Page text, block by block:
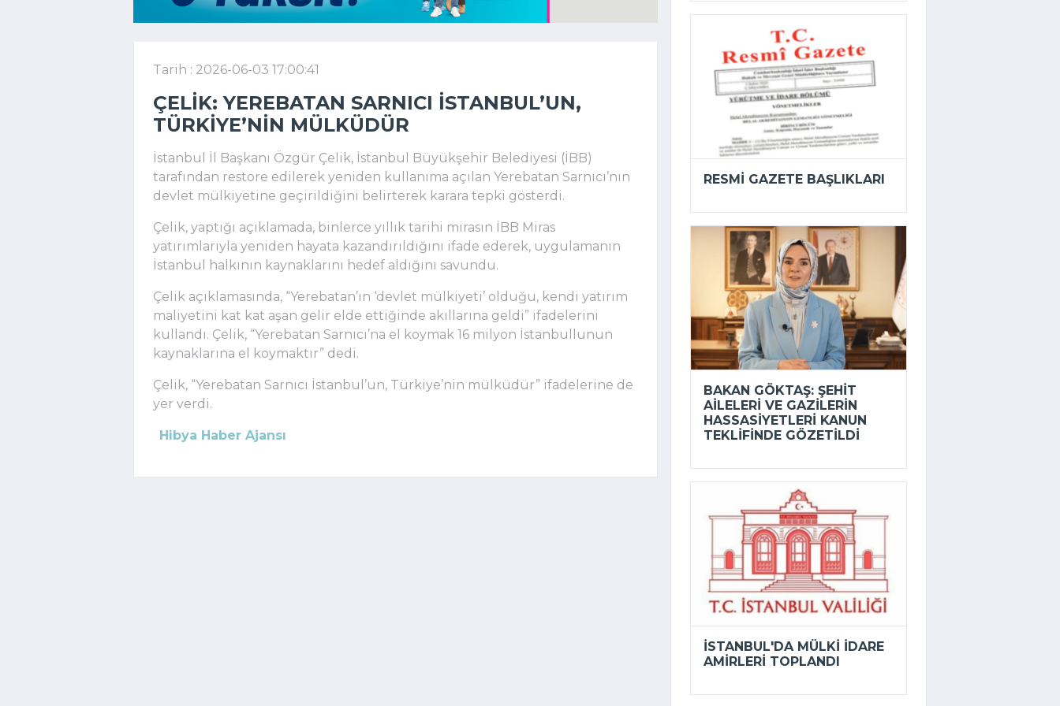
Tarih : 2026-06-03 17:00:41
ÇELIK: YEREBATAN SARNICI İSTANBUL’UN,
TÜRKIYE’NIN MÜLKÜDÜR
İstanbul İl Başkanı Özgür Çelik, İstanbul Büyükşehir Belediyesi (İBB)
tarafından restore edilerek yeniden kullanıma açılan Yerebatan Sarnıcı’nın
devlet mülkiyetine geçirildiğini belirterek karara tepki gösterdi.
Çelik, yaptığı açıklamada, binlerce yıllık tarihi mirasın İBB Miras
yatırımlarıyla yeniden hayata kazandırıldığını ifade ederek, uygulamanın
İstanbul halkının kaynaklarını hedef aldığını savundu.
Çelik açıklamasında, “Yerebatan’ın ‘devlet mülkiyeti’ olduğu, kendi yatırım
maliyetini kat kat aşan gelir elde ettiğinde akıllarına geldi” ifadelerini
kullandı. Çelik, “Yerebatan Sarnıcı’na el koymak 16 milyon İstanbullunun
kaynaklarına el koymaktır” dedi.
Çelik, “Yerebatan Sarnıcı İstanbul’un, Türkiye’nin mülküdür” ifadelerine de
yer verdi.
Hibya Haber Ajansı
RESMI GAZETE BAŞLIKLARI
BAKAN GÖKTAŞ: ŞEHIT
AILELERI VE GAZILERIN
HASSASIYETLERI KANUN
TEKLIFINDE GÖZETILDI
İSTANBUL'DA MÜLKI IDARE
AMIRLERI TOPLANDI